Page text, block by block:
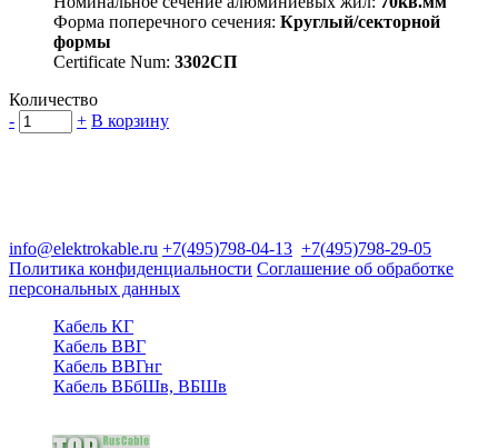
Форма поперечного сечения: Круглый/секторной
формы
Certificate Num: 3302СП
Количество
-
+ В корзину
info@elektrokable.ru +7(495)798-04-13 +7(495)798-29-05
Политика конфиденциальности Соглашение об обработке
персональных данных
Кабель КГ
Кабель ВВГ
Кабель ВВГнг
Кабель ВБбШв, ВБШв